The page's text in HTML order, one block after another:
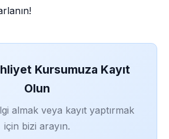
Kursumuza Kayıt
Olun
almak veya kayıt yaptırmak
için bizi arayın.